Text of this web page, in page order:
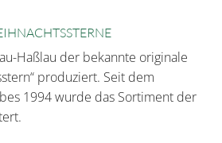
Haßlau der bekannte originale
produziert. Seit dem
1994 wurde das Sortiment der